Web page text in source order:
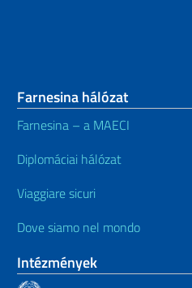
Farnesina hálózat
Farnesina – a MAECI
Diplomáciai hálózat
Viaggiare sicuri
Dove siamo nel mondo
Intézmények